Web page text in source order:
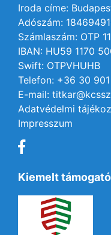
Iroda címe:
Adószám:
Számlaszám: OTP
IBAN: HU59 1170
Swift: OTPVHUHB
Telefon: +36 30
E-mail:
Adatvédelmi
Impresszum
Kiemelt